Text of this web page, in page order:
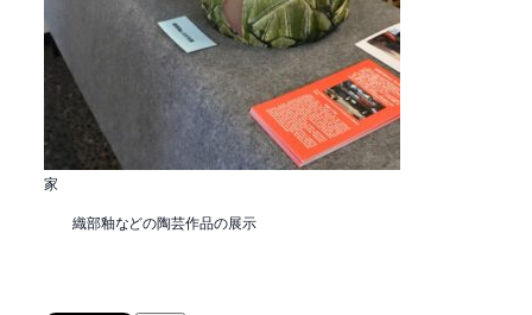
家
織部釉などの陶芸作品の展示